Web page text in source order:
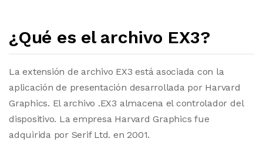
¿Qué es el archivo EX3?
La extensión de archivo EX3 está asociada con la
aplicación de presentación desarrollada por Harvard
Graphics. El archivo .EX3 almacena el controlador del
dispositivo. La empresa Harvard Graphics fue
adquirida por Serif Ltd. en 2001.